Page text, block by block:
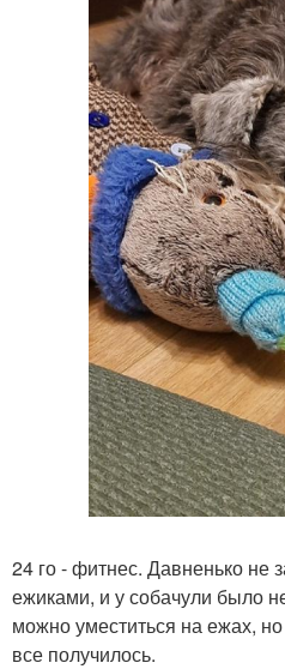
24 го - фитнес. Давненько не
ежиками, и у собачули было
можно уместиться на ежах,
все получилось.